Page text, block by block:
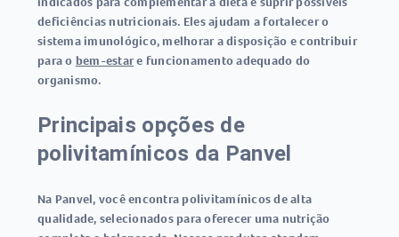
deficiências nutricionais. Eles ajudam a fortalecer o
sistema imunológico, melhorar a disposição e contribuir
para o bem-estare funcionamento adequado do
organismo.
Principais opções de
polivitamínicos da Panvel
Na Panvel, você encontra polivitamínicos de alta
qualidade, selecionados para oferecer uma nutrição